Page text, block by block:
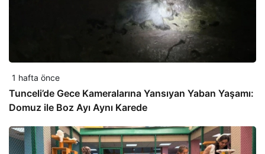
1 hafta önce
Tunceli’de Gece Kameralarına Yansıyan Yaban Yaşamı:
Domuz ile Boz Ayı Aynı Karede